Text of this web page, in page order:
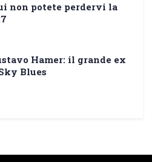
non potete perdervi la
Hamer: il grande ex
Blues